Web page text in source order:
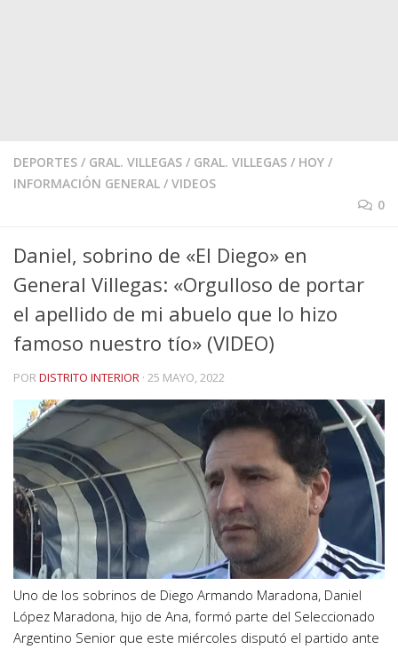
DEPORTES / GRAL. VILLEGAS / GRAL. VILLEGAS / HOY /
INFORMACIÓN GENERAL / VIDEOS
0
Daniel, sobrino de «El Diego» en
General Villegas: «Orgulloso de portar
el apellido de mi abuelo que lo hizo
famoso nuestro tío» (VIDEO)
PORDISTRITO INTERIOR · 25 MAYO, 2022
Uno de los sobrinos de Diego Armando Maradona, Daniel
López Maradona, hijo de Ana, formó parte del Seleccionado
Argentino Senior que este miércoles disputó el partido ante